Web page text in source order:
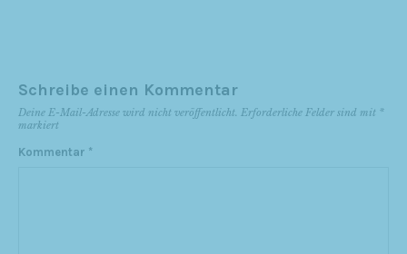
Schreibe einen Kommentar
Deine E-Mail-Adresse wird nicht veröffentlicht. Erforderliche Felder sind mit *
markiert
Kommentar *